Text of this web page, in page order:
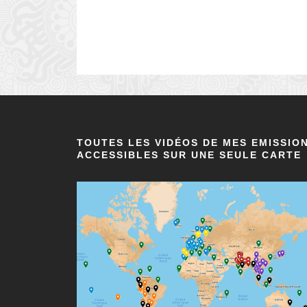
TOUTES LES VIDÉOS DE MES
ACCESSIBLES SUR UNE SEULE CARTE